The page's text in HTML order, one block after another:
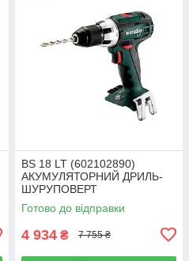
BS 18 LT (602102890)
АКУМУЛЯТОРНИЙ ДРИЛЬ-
ШУРУПОВЕРТ
Готово до відправки
4 934 ₴ 7 755 ₴